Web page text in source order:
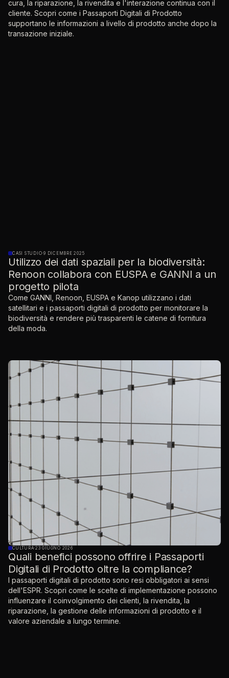
cura, la riparazione, la rivendita e l'interazione continua con il
cliente. Scopri come i Passaporti Digitali di Prodotto
supportano le informazioni a livello di prodotto anche dopo la
transazione iniziale.
CASI STUDIO·9 DICEMBRE 2025
Utilizzo dei dati spaziali per la biodiversità:
Renoon collabora con EUSPA e GANNI a un
progetto pilota
Come GANNI, Renoon, EUSPA e Kanop utilizzano i dati
satellitari e i passaporti digitali di prodotto per monitorare la
biodiversità e rendere più trasparenti le catene di fornitura
della moda.
CULTURA·23 GIUGNO 2026
Quali benefici possono offrire i Passaporti
Digitali di Prodotto oltre la compliance?
I passaporti digitali di prodotto sono resi obbligatori ai sensi
dell'ESPR. Scopri come le scelte di implementazione possono
influenzare il coinvolgimento dei clienti, la rivendita, la
riparazione, la gestione delle informazioni di prodotto e il
valore aziendale a lungo termine.